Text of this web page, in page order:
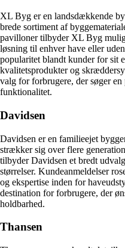
XL Byg er en landsdækkende
brede sortiment af
pavilloner tilbyder XL Byg
løsning til enhver have eller
popularitet blandt kunder for sit
kvalitetsprodukter og
valg for forbrugere, der søger
funktionalitet.
Davidsen
Davidsen er en familieejet
strækker sig over flere
tilbyder Davidsen et bredt
størrelser. Kundeanmeldelser
og ekspertise inden for
destination for forbrugere, der
holdbarhed.
Thansen